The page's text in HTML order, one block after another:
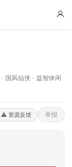
· 国风仙侠 · 益智休闲
⚠️ 资源反馈 举报